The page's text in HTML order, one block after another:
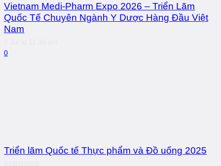
Vietnam Medi-Pharm Expo 2026 – Triển Lãm
Quốc Tế Chuyên Ngành Y Dược Hàng Đầu Việt
Nam
0
Triển lãm Quốc tế Thực phẩm và Đồ uống 2025